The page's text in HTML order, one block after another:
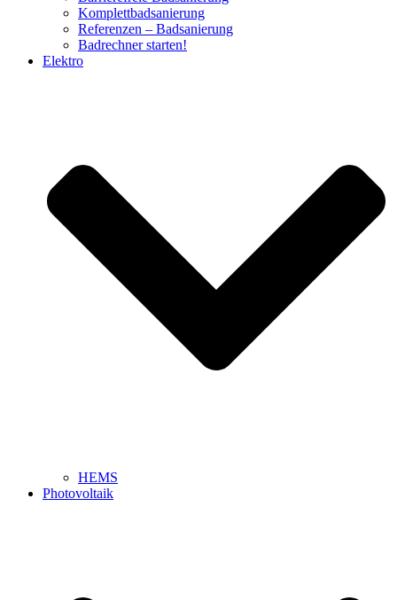
Komplettbadsanierung
Referenzen – Badsanierung
Badrechner starten!
Elektro
HEMS
Photovoltaik